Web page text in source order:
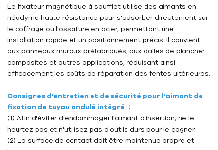
Le fixateur magnétique à soufflet utilise des aimants en
néodyme haute résistance pour s'adsorber directement sur
le coffrage ou l'ossature en acier, permettant une
installation rapide et un positionnement précis. Il convient
aux panneaux muraux préfabriqués, aux dalles de plancher
composites et autres applications, réduisant ainsi
efficacement les coûts de réparation des fentes ultérieures.
Consignes d'entretien et de sécurité pour l'aimant de
fixation de tuyau ondulé intégré ：
(1) Afin d'éviter d'endommager l'aimant d'insertion, ne le
heurtez pas et n'utilisez pas d'outils durs pour le cogner.
(2) La surface de contact doit être maintenue propre et